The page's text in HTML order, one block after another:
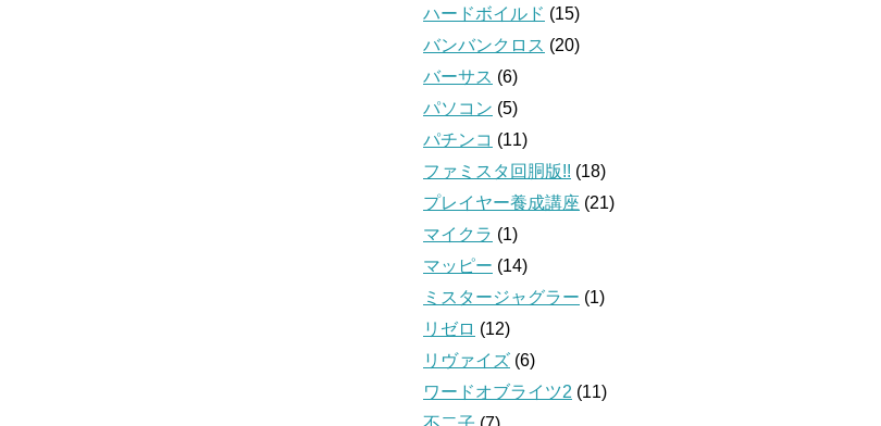
ハードボイルド (15)
バンバンクロス (20)
バーサス (6)
パソコン (5)
パチンコ (11)
ファミスタ回胴版!! (18)
プレイヤー養成講座 (21)
マイクラ (1)
マッピー (14)
ミスタージャグラー (1)
リゼロ (12)
リヴァイズ (6)
ワードオブライツ2 (11)